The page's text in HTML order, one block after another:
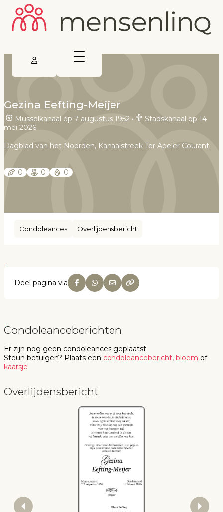
Gezina Eefting-Meijer
Musselkanaal op 7 augustus 1952 •
Stadskanaal op 14
mei 2026
Dagblad van het Noorden, Kanaalstreek Ter Apeler Courant
0 0 0
Condoleances Overlijdensbericht
Deel pagina via
Condoleanceberichten
Er zijn nog geen condoleances geplaatst.
Steun betuigen? Plaats een condoleancebericht, bloem of
kaarsje
Overlijdensbericht